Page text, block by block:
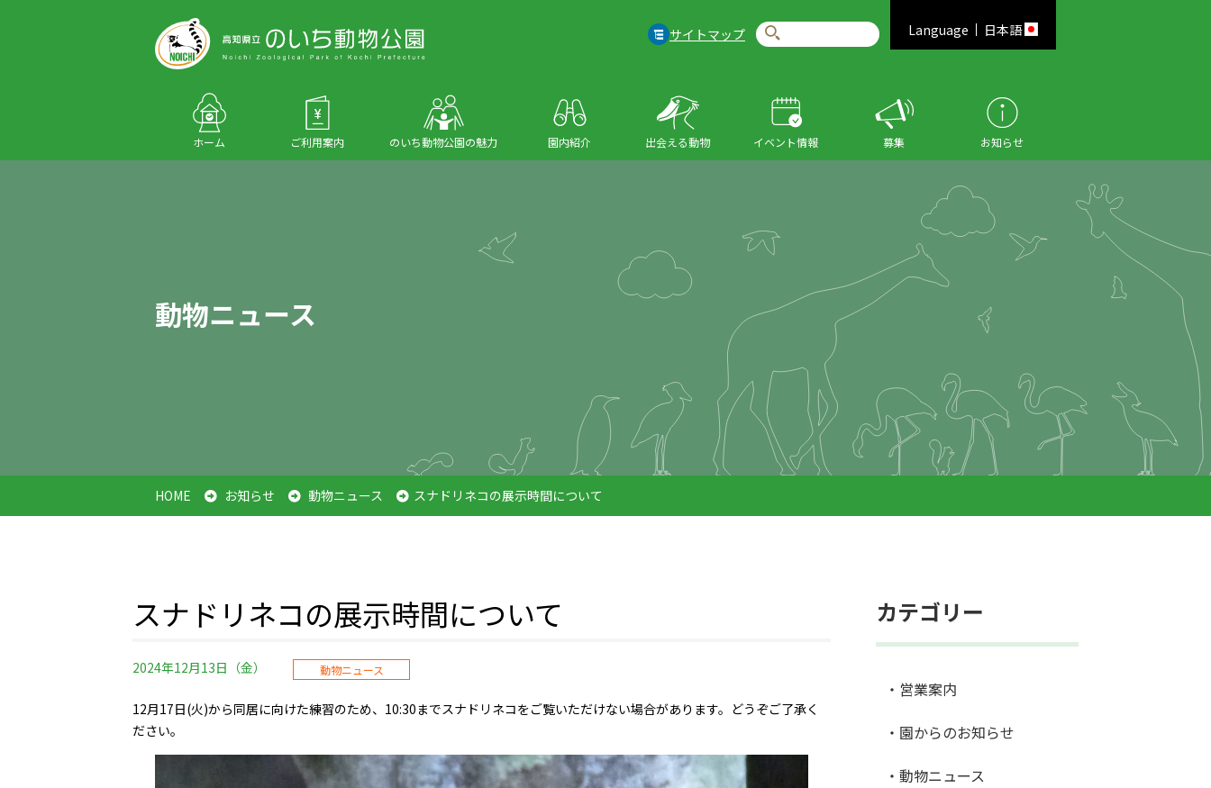
サイトマップ Language 日本語
ホーム ご利用案内 のいち動物公園の魅力 園内紹介 出会える動物 イベント情報 募集 お知らせ
動物ニュース
HOME お知らせ 動物ニュース スナドリネコの展示時間について
スナドリネコの展示時間について
2024年12月13日（金） 動物ニュース
12月17日(火)から同居に向けた練習のため、10:30までスナドリネコをご覧いただけない場合があります。どうぞご了承く
ださい。
カテゴリー
・営業案内
・園からのお知らせ
・動物ニュース